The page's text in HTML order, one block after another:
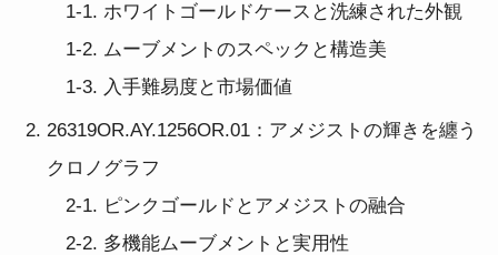
1-1. ホワイトゴールドケースと洗練された外観
1-2. ムーブメントのスペックと構造美
1-3. 入手難易度と市場価値
26319OR.AY.1256OR.01：アメジストの輝きを纏う
クロノグラフ
2-1. ピンクゴールドとアメジストの融合
2-2. 多機能ムーブメントと実用性